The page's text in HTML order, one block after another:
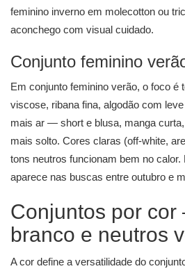
feminino inverno em molecotton ou
aconchego com visual cuidado.
Conjunto feminino
Em conjunto feminino verão, o foco é
viscose, ribana fina, algodão com
mais ar — short e blusa, manga
mais solto. Cores claras (off-white,
tons neutros funcionam bem no calor.
aparece nas buscas entre outubro e
Conjuntos por
branco e neutros
A cor define a versatilidade do